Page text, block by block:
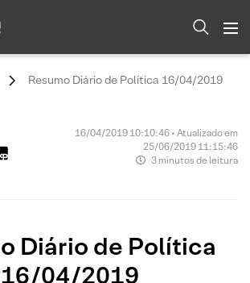
Resumo Diário de Política 16/04/2019
16/04/2019 10:10:46 • Atualizado em
25/06/2019 11:15:46
3 minutos de leitura
Diário de Política
16/04/2019